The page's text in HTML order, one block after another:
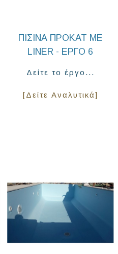
ΠΙΣΊΝΑ ΠΡΟΚΆΤ ΜΕ
LINER - ΈΡΓΟ 6
Δείτε το έργο...
[Δείτε Αναλυτικά]